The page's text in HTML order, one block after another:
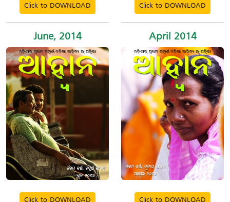
Click to DOWNLOAD Click to DOWNLOAD
June, 2014 April 2014